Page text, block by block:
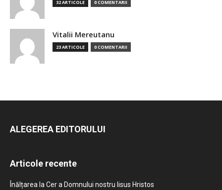
32 ARTICOLE 0 COMENTARII
Vitalii Mereutanu
23 ARTICOLE 0 COMENTARII
ALEGEREA EDITORULUI
Articole recente
Înălțarea la Cer a Domnului nostru Iisus Hristos